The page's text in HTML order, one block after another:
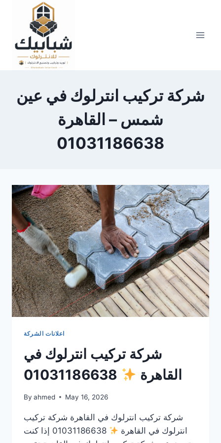
شركة تركيب انترلوك في عين
شمس – القاهرة
01031186638
اعلانات الشركة
شركة تركيب انترلوك في
القاهرة
By ahmed May 16, 2026
شركة تركيب انترلوك في القاهرة شركة تركيب
انترلوك في القاهرة
01031186638 إذا كنت